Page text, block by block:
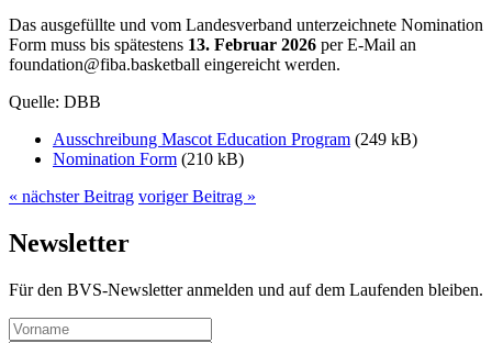
Das ausgefüllte und vom Landesverband unterzeichnete Nomination
Form muss bis spätestens 13. Februar 2026 per E-Mail an
foundation@fiba.basketball eingereicht werden.
Quelle: DBB
Ausschreibung Mascot Education Program (249 kB)
Nomination Form (210 kB)
« nächster Beitrag voriger Beitrag »
Newsletter
Für den BVS-Newsletter anmelden und auf dem Laufenden bleiben.